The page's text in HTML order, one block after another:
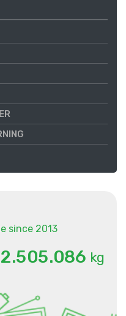
since 2013
2.505.086 kg